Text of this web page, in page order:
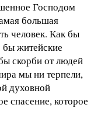
Господом
большая
человек. Как бы
житейские
скорби от людей
мы ни терпели,
духовной
спасение, которое